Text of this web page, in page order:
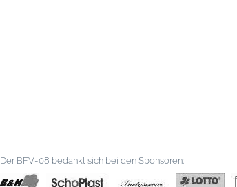
Der BFV-08 bedankt sich bei den Sponsoren: